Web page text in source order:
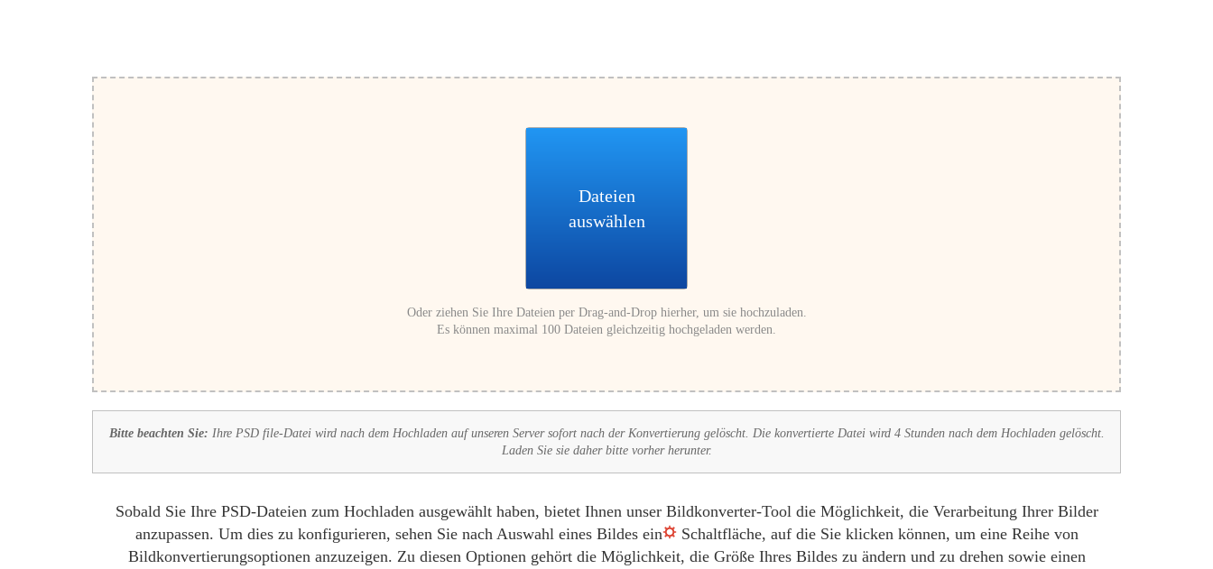
Dateien
auswählen
Oder ziehen Sie Ihre Dateien per Drag-and-Drop hierher, um sie hochzuladen.
Es können maximal 100 Dateien gleichzeitig hochgeladen werden.
Bitte beachten Sie: Ihre PSD file-Datei wird nach dem Hochladen auf unseren Server sofort nach der Konvertierung gelöscht. Die konvertierte Datei wird 4 Stunden nach dem Hochladen gelöscht.
Laden Sie sie daher bitte vorher herunter.
Sobald Sie Ihre PSD-Dateien zum Hochladen ausgewählt haben, bietet Ihnen unser Bildkonverter-Tool die Möglichkeit, die Verarbeitung Ihrer Bilder
anzupassen. Um dies zu konfigurieren, sehen Sie nach Auswahl eines Bildes ein
Schaltfläche, auf die Sie klicken können, um eine Reihe von
Bildkonvertierungsoptionen anzuzeigen. Zu diesen Optionen gehört die Möglichkeit, die Größe Ihres Bildes zu ändern und zu drehen sowie einen